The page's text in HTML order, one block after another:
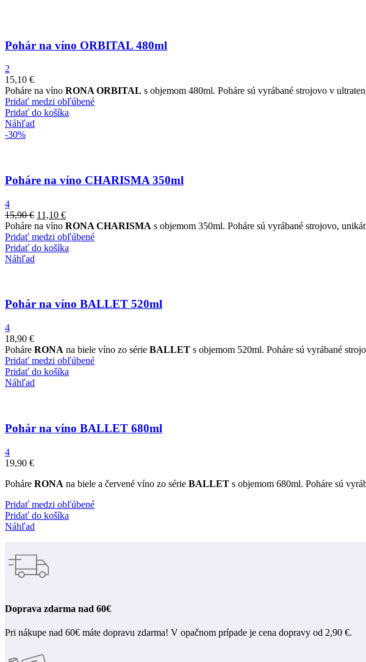
Pohár na víno ORBITAL 480ml
2
15,10 €
Poháre na víno RONA ORBITAL s objemom 480ml. Poháre sú vyrábané strojovo v
Pridať medzi obľúbené
Pridať do košíka
Náhľad
-30%
Poháre na víno CHARISMA 350ml
4
15,90€ 11,10 €
Poháre na víno RONA CHARISMA s objemom 350ml. Poháre sú vyrábané strojovo,
Pridať medzi obľúbené
Pridať do košíka
Náhľad
Pohár na víno BALLET 520ml
4
18,90 €
Poháre RONA na biele víno zo série BALLET s objemom 520ml. Poháre sú vyrábané
Pridať medzi obľúbené
Pridať do košíka
Náhľad
Pohár na víno BALLET 680ml
4
19,90 €
Poháre RONA na biele a červené víno zo série BALLET s objemom 680ml. Poháre sú
Pridať medzi obľúbené
Pridať do košíka
Náhľad
Doprava zdarma nad 60€
Pri nákupe nad 60€ máte dopravu zdarma! V opačnom prípade je cena dopravy od 2,90 €.